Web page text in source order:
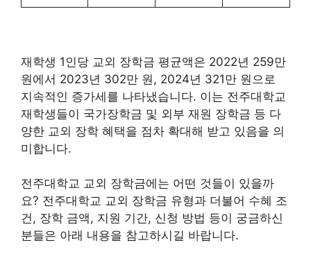
재학생 1인당 교외 장학금 평균액은 2022년 259만
원에서 2023년 302만 원, 2024년 321만 원으로
지속적인 증가세를 나타냈습니다. 이는 전주대학교
재학생들이 국가장학금 및 외부 재원 장학금 등 다
양한 교외 장학 혜택을 점차 확대해 받고 있음을 의
미합니다.
전주대학교 교외 장학금에는 어떤 것들이 있을까
요? 전주대학교 교외 장학금 유형과 더불어 수혜 조
건, 장학 금액, 지원 기간, 신청 방법 등이 궁금하신
분들은 아래 내용을 참고하시길 바랍니다.